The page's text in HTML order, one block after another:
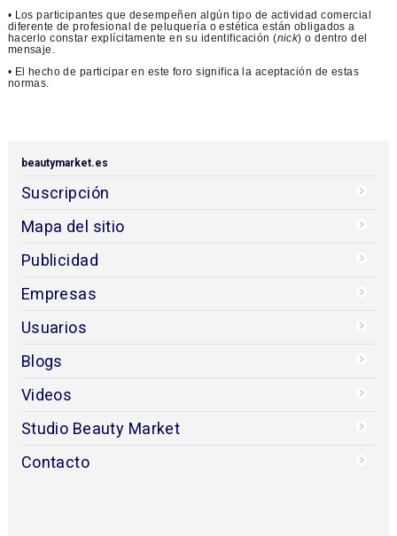
• Los participantes que desempeñen algún tipo de actividad comercial
diferente de profesional de peluquería o estética están obligados a
hacerlo constar explícitamente en su identificación (nick) o dentro del
mensaje.
• El hecho de participar en este foro significa la aceptación de estas
normas.
beautymarket.es
Suscripción
Mapa del sitio
Publicidad
Empresas
Usuarios
Blogs
Videos
Studio Beauty Market
Contacto